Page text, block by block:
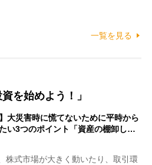
一覧を見る
を始めよう！」
大災害時に慌てないために平時から
い3つのポイント「資産の棚卸し…
式市場が大きく動いたり、取引環